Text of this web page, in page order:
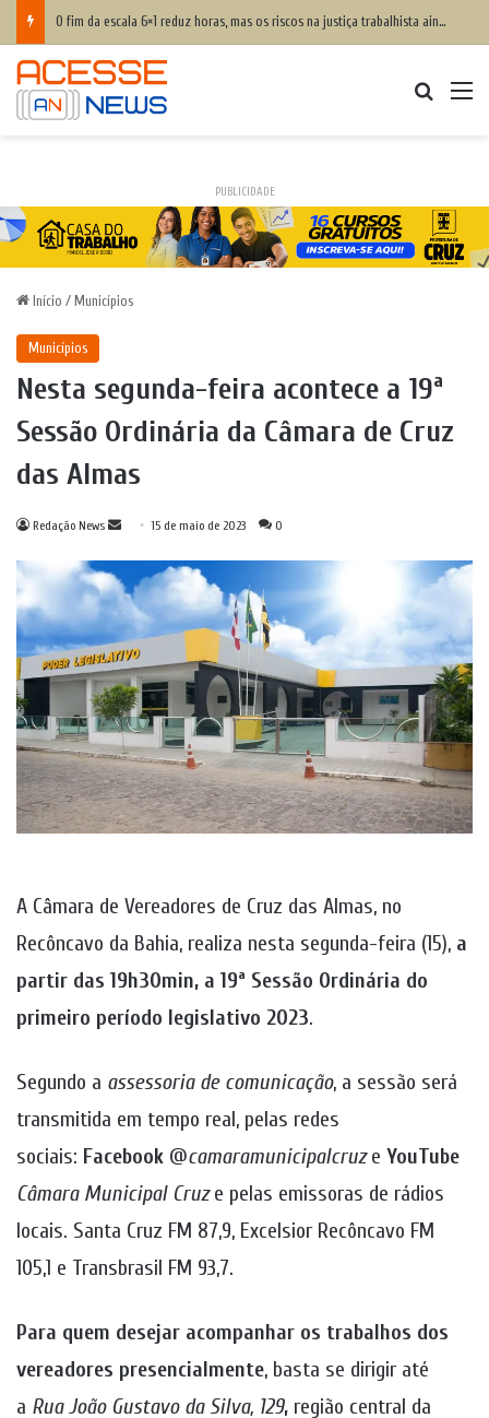
O fim da escala 6×1 reduz horas, mas os riscos na justiça trabalhista ainda serão os mesmos
PUBLICIDADE
Início / Municípios
Municípios
Nesta segunda-feira acontece a 19ª
Sessão Ordinária da Câmara de Cruz
das Almas
Redação News
Mande
e-
mail
15 de maio de 2023 0
A Câmara de Vereadores de Cruz das Almas, no
Recôncavo da Bahia, realiza nesta segunda-feira (15), a
partir das 19h30min, a 19ª Sessão Ordinária do
primeiro período legislativo 2023.
Segundo a assessoria de comunicação, a sessão será
transmitida em tempo real, pelas redes
sociais: Facebook @camaramunicipalcruze YouTube
Câmara Municipal Cruze pelas emissoras de rádios
locais. Santa Cruz FM 87,9, Excelsior Recôncavo FM
105,1 e Transbrasil FM 93,7.
Para quem desejar acompanhar os trabalhos dos
vereadores presencialmente, basta se dirigir até
a Rua João Gustavo da Silva, 129, região central da